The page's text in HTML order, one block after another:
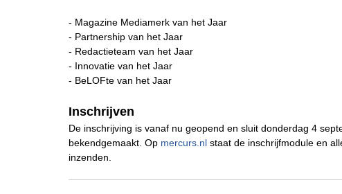
- Magazine Mediamerk van het Jaar
- Partnership van het Jaar
- Redactieteam van het Jaar
- Innovatie van het Jaar
- BeLOFte van het Jaar
Inschrijven
De inschrijving is vanaf nu geopend en sluit donderdag 4
bekendgemaakt. Op mercurs.nl staat de inschrijfmodule en
inzenden.